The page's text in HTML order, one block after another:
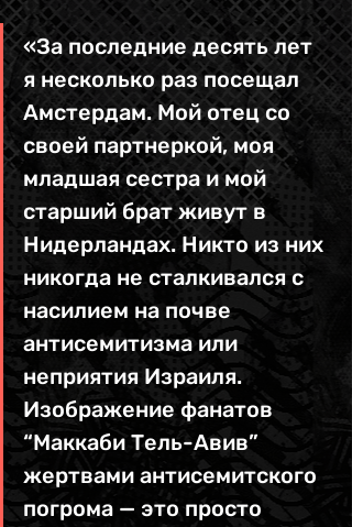
«За последние десять лет
я несколько раз посещал
Амстердам. Мой отец со
своей партнеркой, моя
младшая сестра и мой
старший брат живут в
Нидерландах. Никто из них
никогда не сталкивался с
насилием на почве
антисемитизма или
неприятия Израиля.
Изображение фанатов
“Маккаби Тель-Авив”
жертвами антисемитского
погрома — это просто